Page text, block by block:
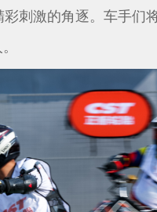
刺激的角逐。车手们